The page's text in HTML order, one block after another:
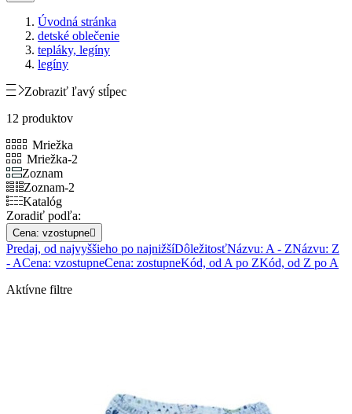
Úvodná stránka
detské oblečenie
tepláky, legíny
legíny
Zobraziť ľavý stĺpec
12 produktov
Mriežka
Mriežka-2
Zoznam
Zoznam-2
Katalóg
Zoradiť podľa:
Cena: vzostupne
Predaj, od najvyššieho po najnižšíDôležitosťNázvu: A - ZNázvu: Z
- ACena: vzostupneCena: zostupneKód, od A po ZKód, od Z po A
Aktívne filtre